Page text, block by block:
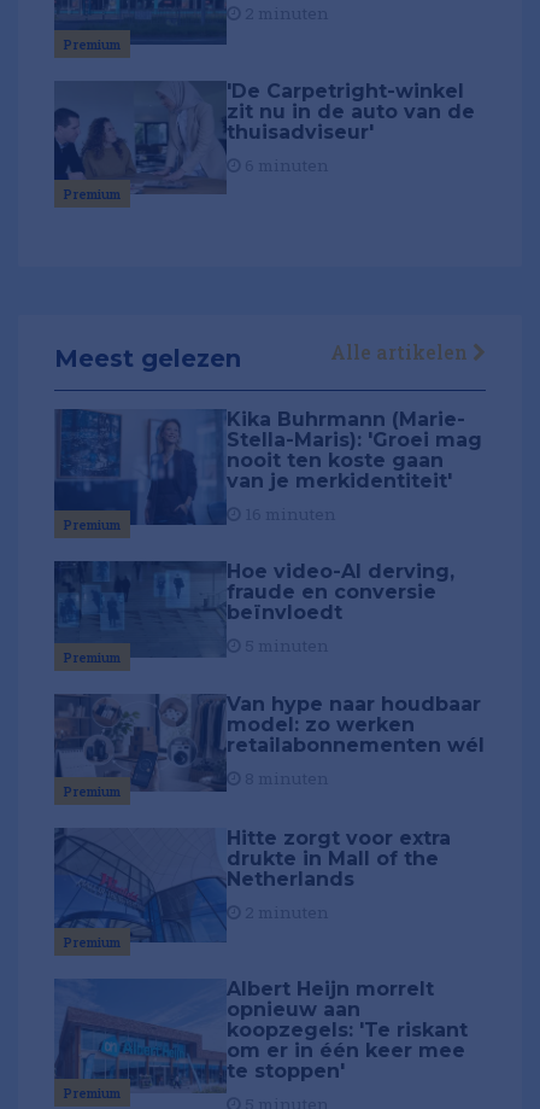
Premium
Premium
'De Carpetright-winkel
zit nu in de auto van de
thuisadviseur'
Meest gelezen Alle artikelen
Premium
Kika Buhrmann (Marie-
Stella-Maris): 'Groei mag
nooit ten koste gaan
van je merkidentiteit'
Premium
Hoe video-AI derving,
fraude en conversie
beïnvloedt
Premium
Van hype naar houdbaar
model: zo werken
retailabonnementen wél
Premium
Hitte zorgt voor extra
drukte in Mall of the
Netherlands
Premium
Albert Heijn morrelt
opnieuw aan
koopzegels: 'Te riskant
om er in één keer mee
te stoppen'